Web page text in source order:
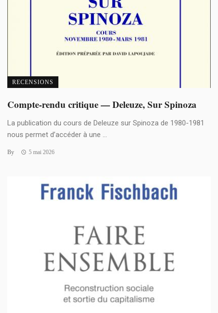
RECENSIONS
Compte-rendu critique — Deleuze, Sur Spinoza
La publication du cours de Deleuze sur Spinoza de 1980-1981
nous permet d’accéder à une ...
By 5 mai 2026